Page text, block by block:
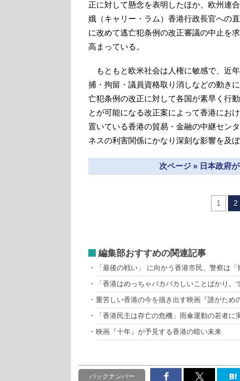
正に対して懸念を表明したほか、欧州連
娥（キャリー・ラム）香港行政長官への
に改めて逃亡犯条例の改正審議の中止を
高まっている。
もともと欧米社会は人権に敏感で、近
捕・拘留・議員資格取り消しなどの動き
亡犯条例の改正に対して各国が素早く行
とが可能になる改正案によって香港にお
置いている香港の貿易・金融の中継セン
ネスの利害関係にかなり深刻な影響を及
次ページ » 日本政府
1 2
編集部おすすめの関連記事
「最後の戦い」 に向かう香港市民、警察は
「香港はめっちゃバカバカしいことばかり。
重苦しい香港の今を描き出す映画『誰がため
「香港民主は存亡の危機」雨傘運動の若者に
映画『十年』が予見する香港の暗い未来
バックナンバー